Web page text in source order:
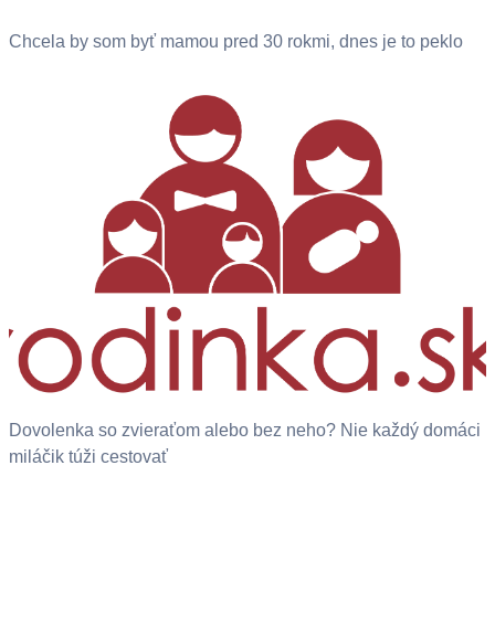
Chcela by som byť mamou pred 30 rokmi, dnes je to peklo
Dovolenka so zvieraťom alebo bez neho? Nie každý domáci
miláčik túži cestovať